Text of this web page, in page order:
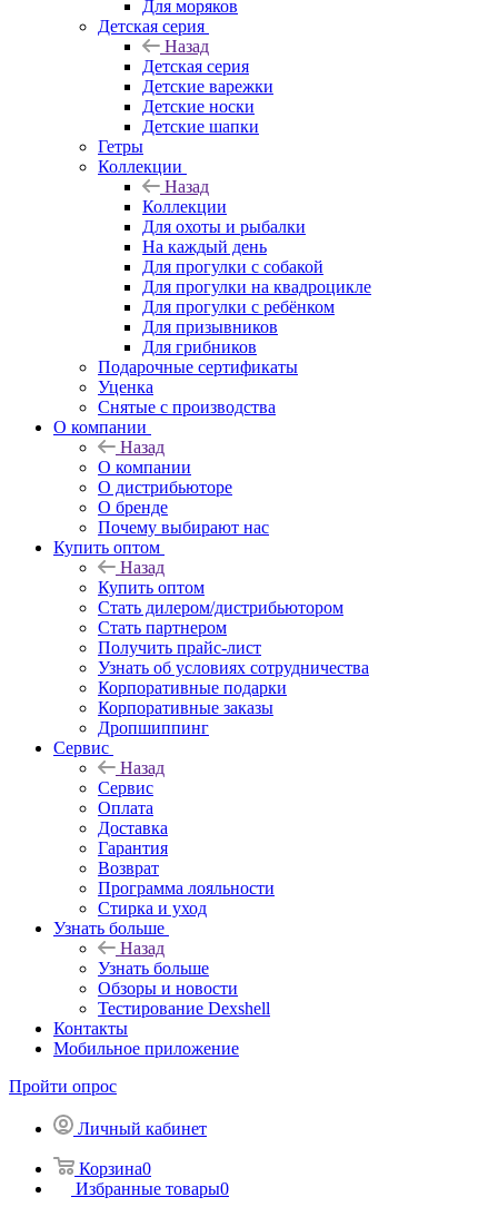
Для моряков
Детская серия
Назад
Детская серия
Детские варежки
Детские носки
Детские шапки
Гетры
Коллекции
Назад
Коллекции
Для охоты и рыбалки
На каждый день
Для прогулки с собакой
Для прогулки на квадроцикле
Для прогулки с ребёнком
Для призывников
Для грибников
Подарочные сертификаты
Уценка
Снятые с производства
О компании
Назад
О компании
О дистрибьюторе
О бренде
Почему выбирают нас
Купить оптом
Назад
Купить оптом
Стать дилером/дистрибьютором
Стать партнером
Получить прайс-лист
Узнать об условиях сотрудничества
Корпоративные подарки
Корпоративные заказы
Дропшиппинг
Сервис
Назад
Сервис
Оплата
Доставка
Гарантия
Возврат
Программа лояльности
Стирка и уход
Узнать больше
Назад
Узнать больше
Обзоры и новости
Тестирование Dexshell
Контакты
Мобильное приложение
Пройти опрос
Личный кабинет
Корзина0
Избранные товары0